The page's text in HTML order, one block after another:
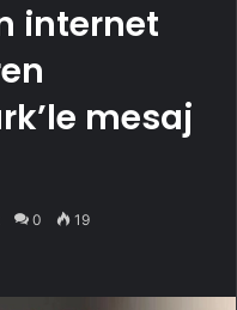
internet
mesaj
0 19